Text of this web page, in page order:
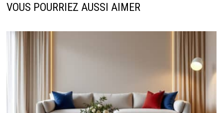
VOUS POURRIEZ AUSSI AIMER